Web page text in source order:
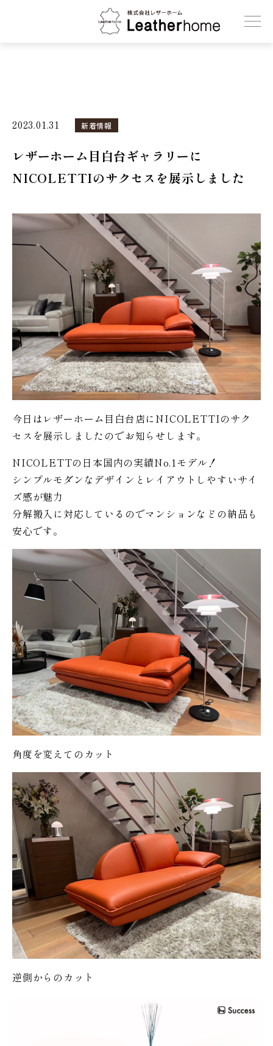
株式会社レザーホーム
2023.01.31 新着情報
レザーホーム目白台ギャラリーに
NICOLETTIのサクセスを展示しました
今日はレザーホーム目白台店にNICOLETTIのサク
セスを展示しましたのでお知らせします。
NICOLETTの日本国内の実績No.1モデル！
シンプルモダンなデザインとレイアウトしやすいサイ
ズ感が魅力
分解搬入に対応しているのでマンションなどの納品も
安心です。
角度を変えてのカット
逆側からのカット